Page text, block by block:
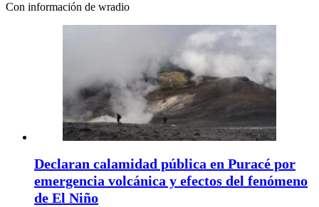
Con información de wradio
Declaran calamidad pública en Puracé por
emergencia volcánica y efectos del fenómeno
de El Niño